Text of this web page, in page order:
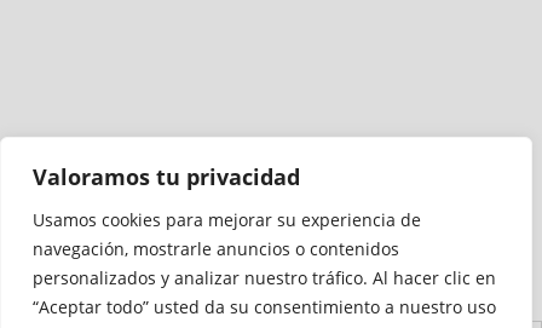
Valoramos tu privacidad
Usamos cookies para mejorar su experiencia de
navegación, mostrarle anuncios o contenidos
personalizados y analizar nuestro tráfico. Al hacer clic en
“Aceptar todo” usted da su consentimiento a nuestro uso
Medio auditado por